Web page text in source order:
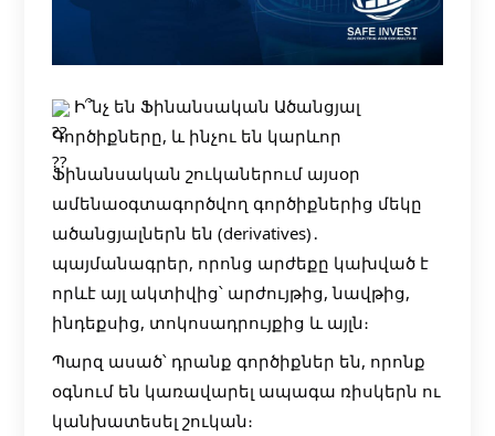
Ի՞նչ են Ֆինանսական Ածանցյալ
Գործիքները, և ինչու են կարևոր
Ֆինանսական շուկաներում այսօր
ամենաօգտագործվող գործիքներից մեկը
ածանցյալներն են (derivatives)․
պայմանագրեր, որոնց արժեքը կախված է
որևէ այլ ակտիվից՝ արժույթից, նավթից,
ինդեքսից, տոկոսադրույքից և այլն։
Պարզ ասած՝ դրանք գործիքներ են, որոնք
օգնում են կառավարել ապագա ռիսկերն ու
կանխատեսել շուկան։